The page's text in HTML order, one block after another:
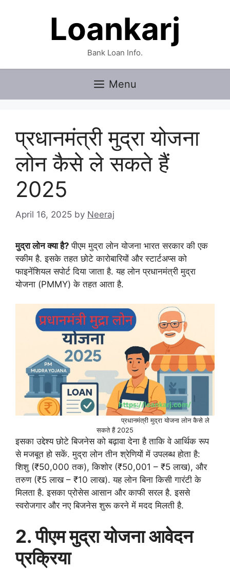
Loankarj
Bank Loan Info.
Menu
प्रधानमंत्री मुद्रा योजना
लोन कैसे ले सकते हैं
2025
April 16, 2025 by Neeraj
मुद्रा लोन क्या है?पीएम मुद्रा लोन योजना भारत सरकार की एक
स्कीम है. इसके तहत छोटे कारोबारियों और स्टार्टअप्स को
फाइनेंशियल सपोर्ट दिया जाता है. यह लोन प्रधानमंत्री मुद्रा
योजना (PMMY) के तहत आता है.
प्रधानमंत्री मुद्रा योजना लोन कैसे ले
सकते हैं 2025
इसका उद्देश्य छोटे बिजनेस को बढ़ावा देना है ताकि वे आर्थिक रूप
से मजबूत हो सकें. मुद्रा लोन तीन श्रेणियों में उपलब्ध होता है:
शिशु (₹50,000 तक), किशोर (₹50,001 – ₹5 लाख), और
तरुण (₹5 लाख – ₹10 लाख). यह लोन बिना किसी गारंटी के
मिलता है. इसका प्रोसेस आसान और काफी सरल है. इससे
स्वरोजगार और नए बिजनेस शुरू करने में मदद मिलती है.
2. पीएम मुद्रा योजना आवेदन
प्रक्रिया